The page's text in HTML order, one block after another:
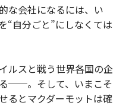
な会社になるには、い
“自分ごと”にしなくては
ルスと戦う世界各国の企
──。そして、いまこそ
るとマクダーモットは確